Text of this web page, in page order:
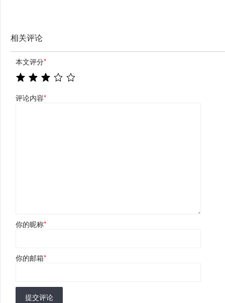
相关评论
本文评分*
评论内容*
你的昵称*
你的邮箱*
提交评论